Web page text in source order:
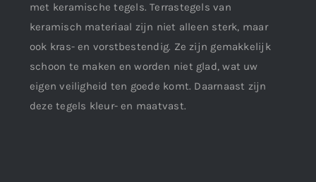
met keramische tegels. Terrastegels van
keramisch materiaal zijn niet alleen sterk, maar
ook kras- en vorstbestendig. Ze zijn gemakkelijk
schoon te maken en worden niet glad, wat uw
eigen veiligheid ten goede komt. Daarnaast zijn
deze tegels kleur- en maatvast.